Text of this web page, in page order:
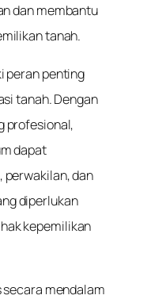
dan membantu
tanah.
peran penting
tanah. Dengan
profesional,
dapat
perwakilan, dan
diperlukan
kepemilikan
mendalam